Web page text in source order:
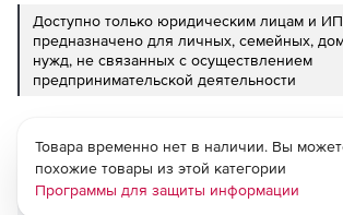
Доступно только юридическим лицам и
предназначено для личных, семейных,
нужд, не связанных с осуществлением
предпринимательской деятельности
Товара временно нет в наличии. Вы
похожие товары из этой категории
Программы для защиты информации